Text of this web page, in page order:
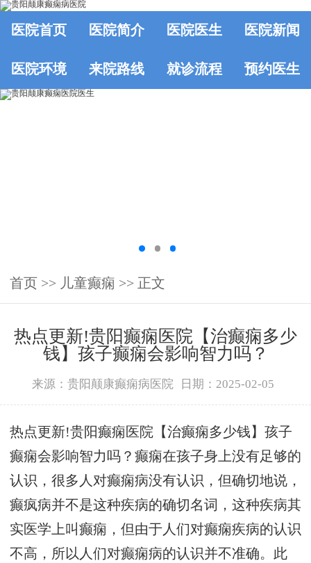
医院首页 医院简介 医院医生 医院新闻
医院环境 来院路线 就诊流程 预约医生
首页 >> 儿童癫痫 >> 正文
热点更新!贵阳癫痫医院【治癫痫多少
钱】孩子癫痫会影响智力吗？
来源：贵阳颠康癫痫病医院 日期：2025-02-05
热点更新!贵阳癫痫医院【治癫痫多少钱】孩子
癫痫会影响智力吗？癫痫在孩子身上没有足够的
认识，很多人对癫痫病没有认识，但确切地说，
癫疯病并不是这种疾病的确切名词，这种疾病其
实医学上叫癫痫，但由于人们对癫痫疾病的认识
不高，所以人们对癫痫病的认识并不准确。此